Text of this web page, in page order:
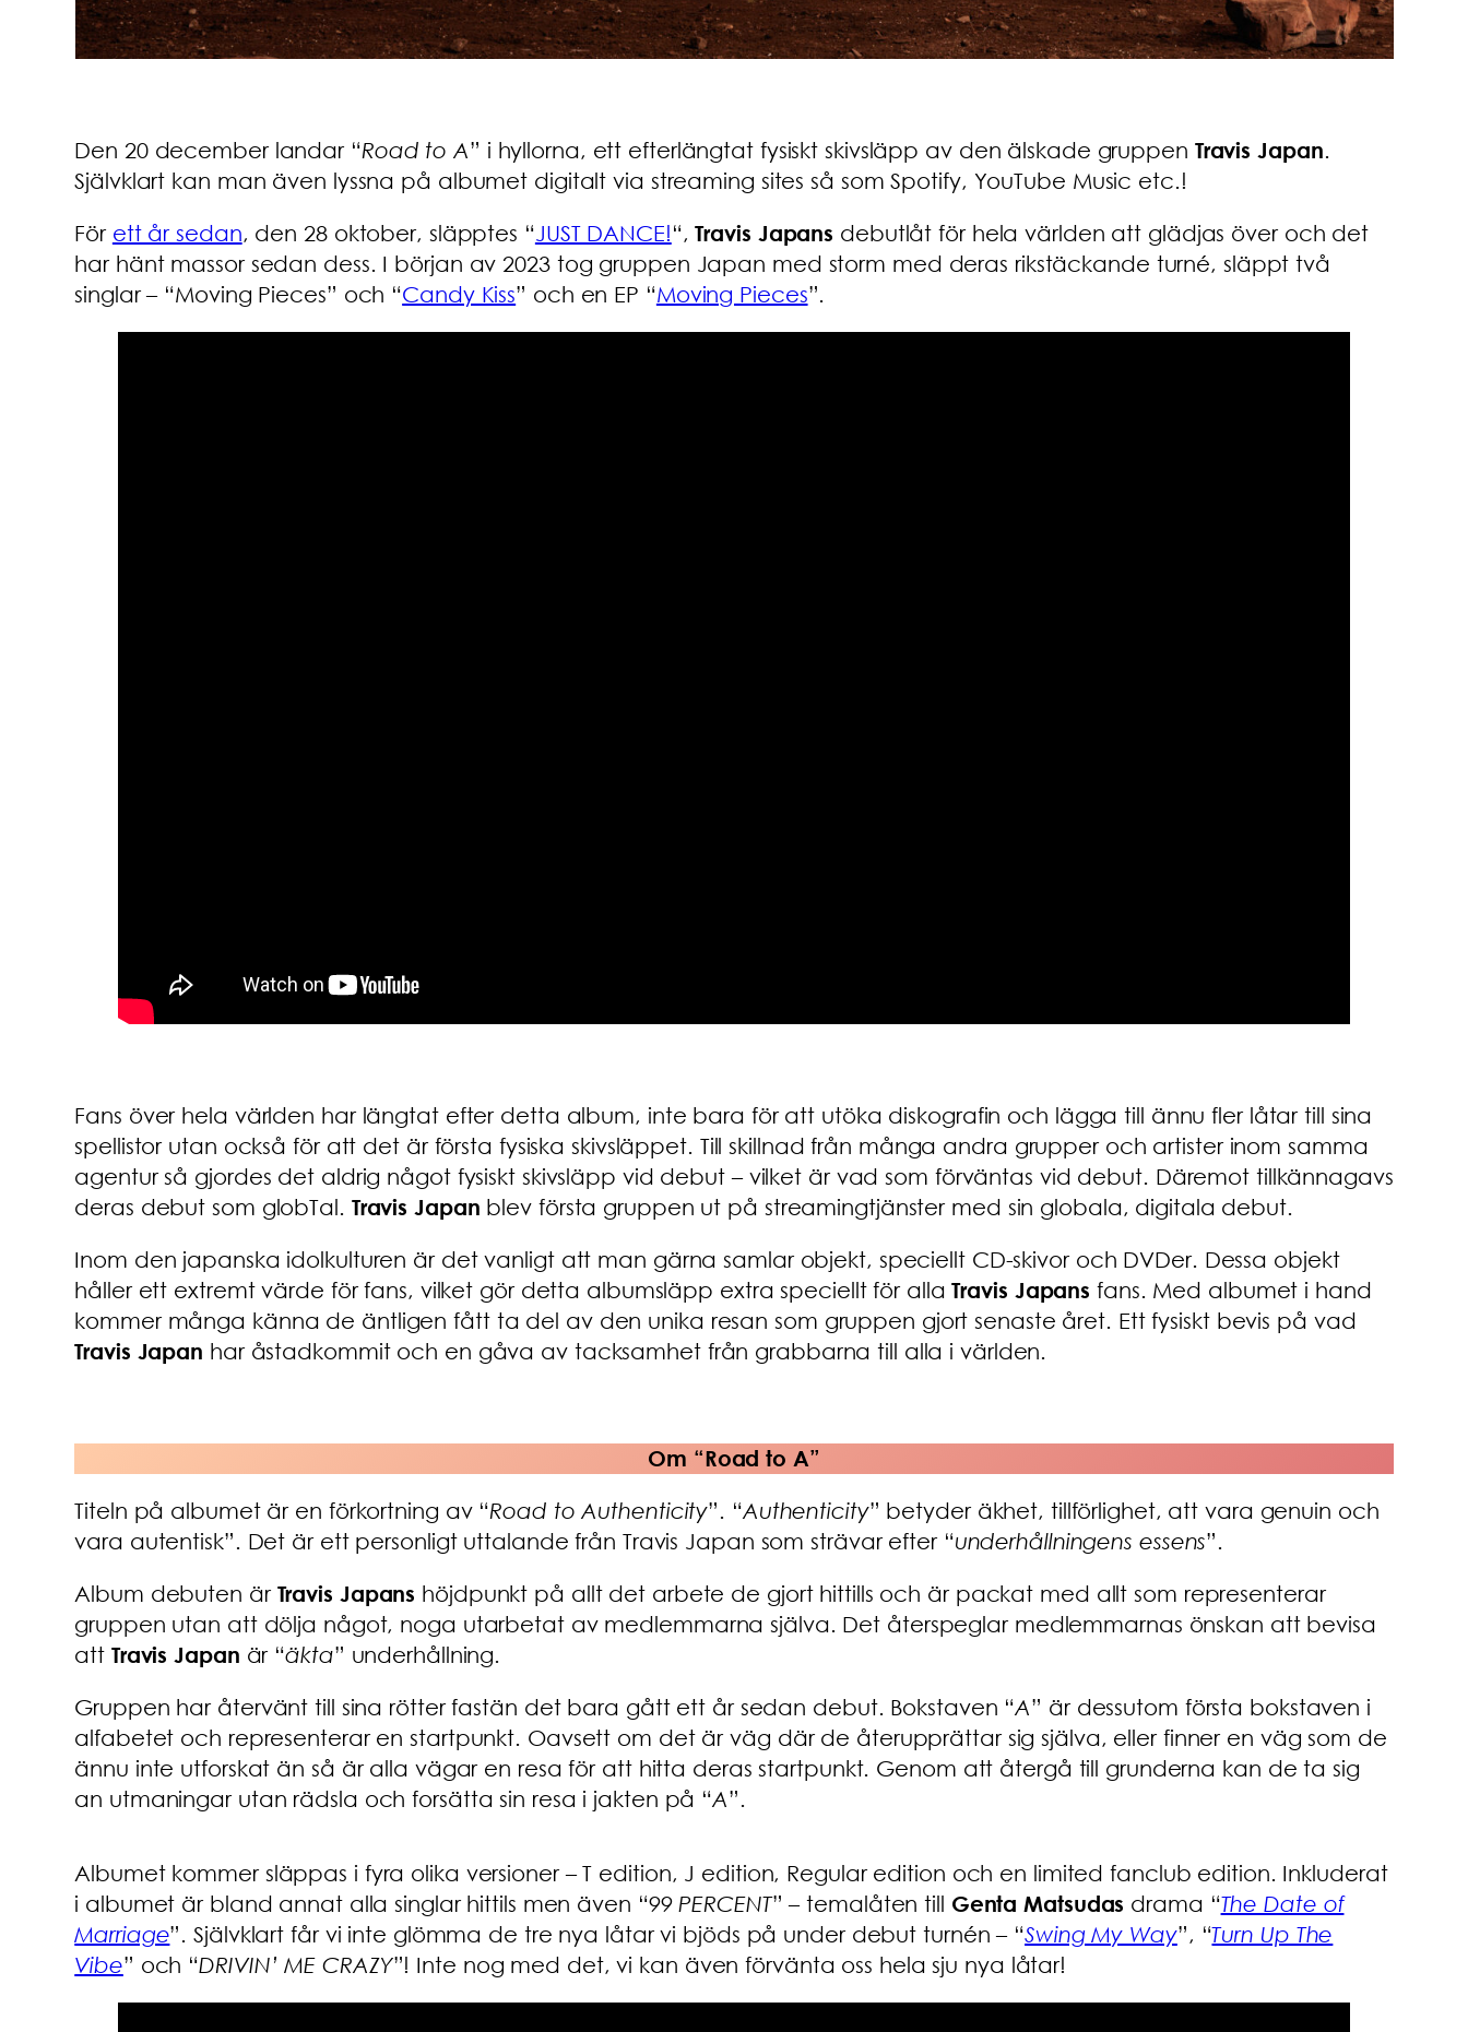
Den 20 december landar “Road to A” i hyllorna, ett efterlängtat fysiskt skivsläpp av den älskade gruppen Travis Japan.
Självklart kan man även lyssna på albumet digitalt via streaming sites så som Spotify, YouTube Music etc.!
För ett år sedan, den 28 oktober, släpptes “JUST DANCE!“,Travis Japans debutlåt för hela världen att glädjas över och det
har hänt massor sedan dess. I början av 2023 tog gruppen Japan med storm med deras rikstäckande turné, släppt två
singlar – “Moving Pieces” och “Candy Kiss” och en EP “Moving Pieces”.
Fans över hela världen har längtat efter detta album, inte bara för att utöka diskografin och lägga till ännu fler låtar till sina
spellistor utan också för att det är första fysiska skivsläppet. Till skillnad från många andra grupper och artister inom samma
agentur så gjordes det aldrig något fysiskt skivsläpp vid debut – vilket är vad som förväntas vid debut. Däremot tillkännagavs
deras debut som globTal. Travis Japan blev första gruppen ut på streamingtjänster med sin globala, digitala debut.
Inom den japanska idolkulturen är det vanligt att man gärna samlar objekt, speciellt CD-skivor och DVDer. Dessa objekt
håller ett extremt värde för fans, vilket gör detta albumsläpp extra speciellt för allaTravis Japans fans. Med albumet i hand
kommer många känna de äntligen fått ta del av den unika resan som gruppen gjort senaste året. Ett fysiskt bevis på vad
Travis Japan har åstadkommit och en gåva av tacksamhet från grabbarna till alla i världen.
Om “Road to A”
Titeln på albumet är en förkortning av “Road to Authenticity”. “Authenticity” betyder äkhet, tillförlighet, att vara genuin och
vara autentisk”. Det är ett personligt uttalande från Travis Japan som strävar efter “underhållningens essens”.
Album debuten är Travis Japans höjdpunkt på allt det arbete de gjort hittills och är packat med allt som representerar
gruppen utan att dölja något, noga utarbetat av medlemmarna själva. Det återspeglar medlemmarnas önskan att bevisa
att Travis Japan är “äkta” underhållning.
Gruppen har återvänt till sina rötter fastän det bara gått ett år sedan debut. Bokstaven “A” är dessutom första bokstaven i
alfabetet och representerar en startpunkt. Oavsett om det är väg där de återupprättar sig själva, eller finner en väg som de
ännu inte utforskat än så är alla vägar en resa för att hitta deras startpunkt. Genom att återgå till grunderna kan de ta sig
an utmaningar utan rädsla och forsätta sin resa i jakten på “A”.
Albumet kommer släppas i fyra olika versioner – T edition, J edition, Regular edition och en limited fanclub edition. Inkluderat
i albumet är bland annat alla singlar hittils men även “99 PERCENT” – temalåten till Genta Matsudas drama “The Date of
Marriage”. Självklart får vi inte glömma de tre nya låtar vi bjöds på under debut turnén – “Swing My Way”, “Turn Up The
Vibe” och “DRIVIN’ ME CRAZY”! Inte nog med det, vi kan även förvänta oss hela sju nya låtar!